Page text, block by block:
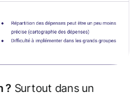
? Surtout dans un